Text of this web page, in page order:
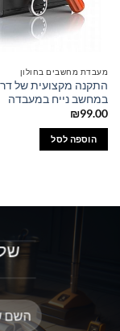
מעבדת מחשבים בחולון
התקנה מקצועית של
במחשב נייח במעבדה
₪99.00
הוספה לסל